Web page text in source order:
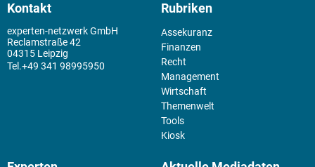
Kontakt
experten-netzwerk GmbH
Reclamstraße 42
04315 Leipzig
+49 341 98995950
Rubriken
Assekuranz
Finanzen
Recht
Management
Wirtschaft
Themenwelt
Tools
Kiosk